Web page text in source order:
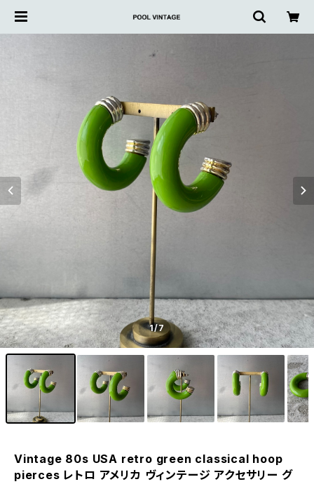
1/7
Vintage 80s USA retro green classical hoop
pierces レトロ アメリカ ヴィンテージ アクセサリー グ